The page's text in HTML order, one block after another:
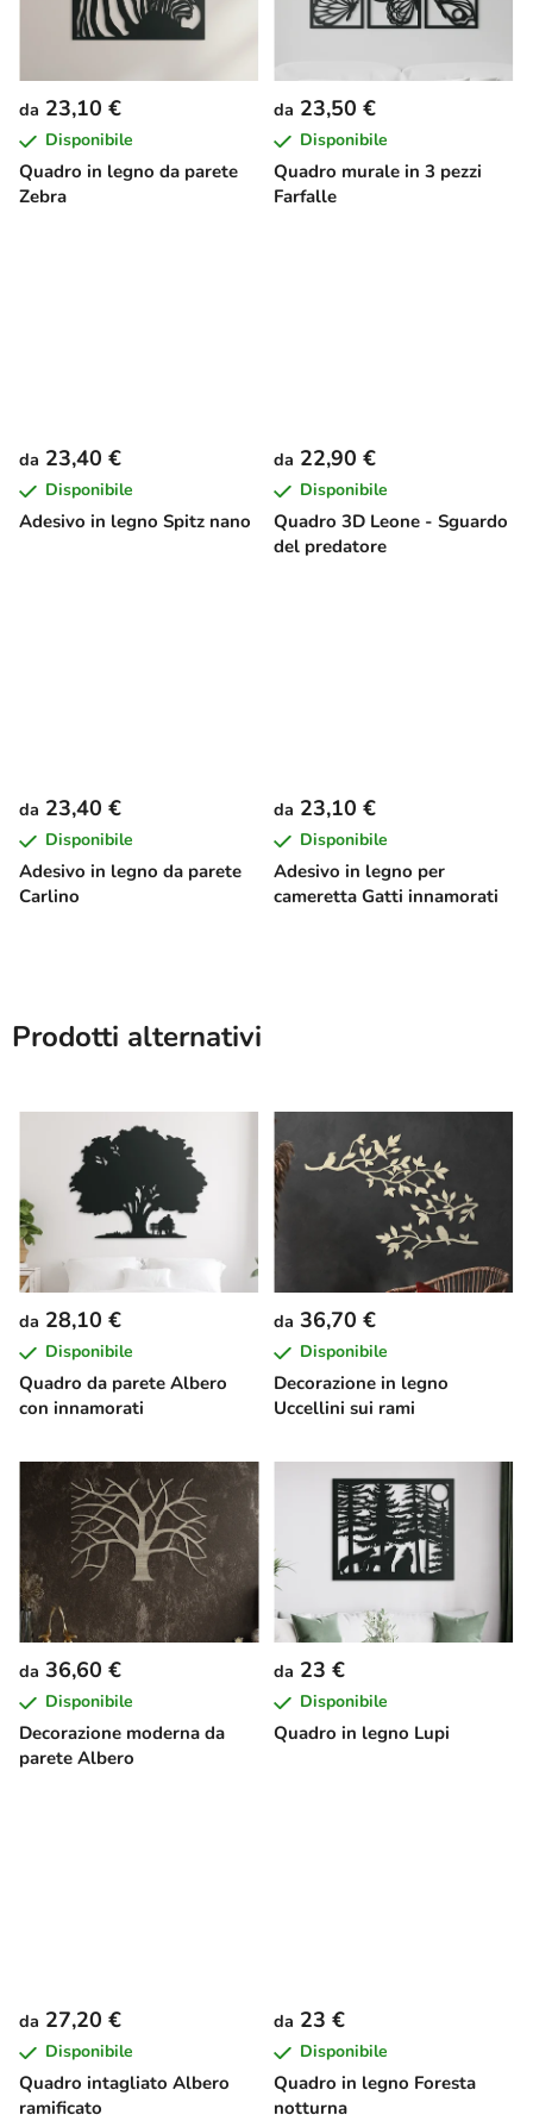
Quadro in legno da parete
Zebra
da 23,10 €
Disponibile
Quadro murale in 3 pezzi
Farfalle
da 23,50 €
Disponibile
Adesivo in legno Spitz nano
da 23,40 €
Disponibile
Quadro 3D Leone - Sguardo
del predatore
da 22,90 €
Disponibile
Adesivo in legno da parete
Carlino
da 23,40 €
Disponibile
Adesivo in legno per
cameretta Gatti innamorati
da 23,10 €
Disponibile
Prodotti alternativi
Quadro da parete Albero
con innamorati
da 28,10 €
Disponibile
Decorazione in legno
Uccellini sui rami
da 36,70 €
Disponibile
Decorazione moderna da
parete Albero
da 36,60 €
Disponibile
Quadro in legno Lupi
da 23 €
Disponibile
Quadro intagliato Albero
ramificato
da 27,20 €
Disponibile
Quadro in legno Foresta
notturna
da 23 €
Disponibile